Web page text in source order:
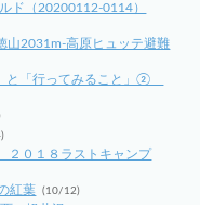
ド（20200112-0114）
2031m-高原ヒュッテ避難
と「行ってみること」②
２０１８ラストキャンプ
紅葉 (10/12)